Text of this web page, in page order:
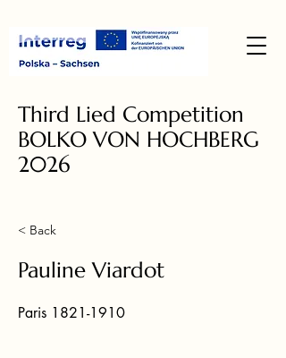
Third Lied Competition
BOLKO VON HOCHBERG
2026
< Back
Pauline Viardot
Paris 1821-1910